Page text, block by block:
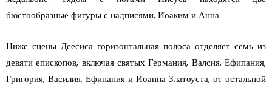
бюстообразные фигуры с надписями, Иоаким и Анна.
Ниже сцены Деесиса горизонтальная полоса отделяет семь из
девяти епископов, включая святых Германия, Валсия, Ефипания,
Григория, Василия, Ефипания и Иоанна Златоуста, от остальной